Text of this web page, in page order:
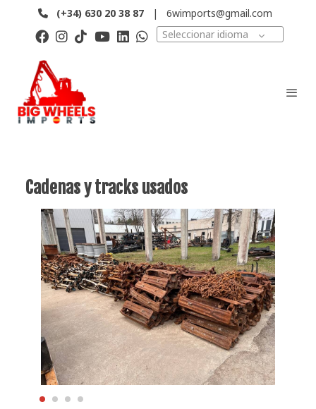
(+34) 630 20 38 87 |
6wimports@gmail.com
Seleccionar idioma
Cadenas y tracks usados